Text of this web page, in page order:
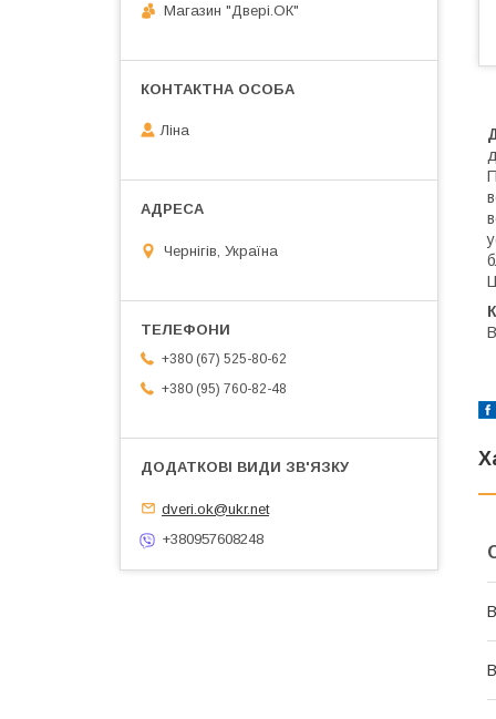
Магазин "Двері.ОК"
Ліна
Чернігів, Україна
+380 (67) 525-80-62
+380 (95) 760-82-48
dveri.ok@ukr.net
+380957608248